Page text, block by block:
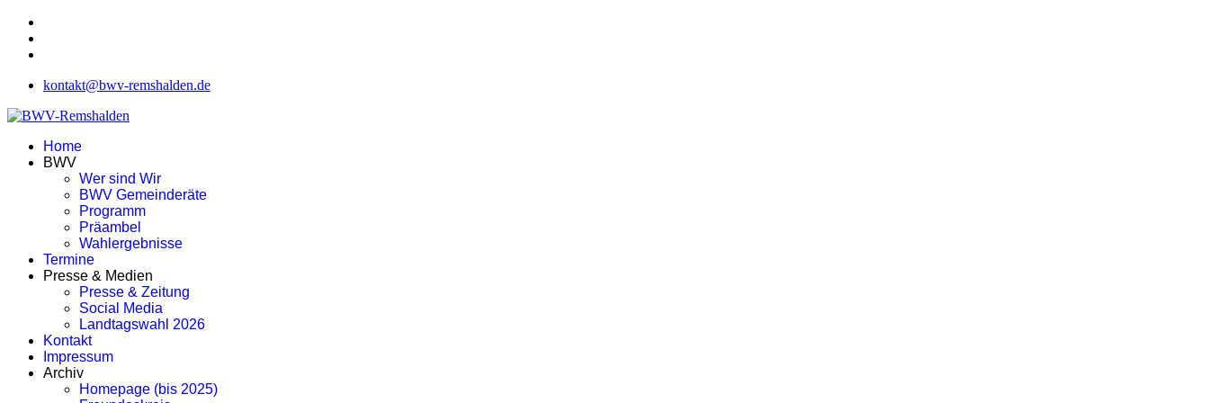
kontakt@bwv-remshalden.de
Home
BWV
Wer sind Wir
BWV Gemeinderäte
Programm
Präambel
Wahlergebnisse
Termine
Presse & Medien
Presse & Zeitung
Social Media
Landtagswahl 2026
Kontakt
Impressum
Archiv
Homepage (bis 2025)